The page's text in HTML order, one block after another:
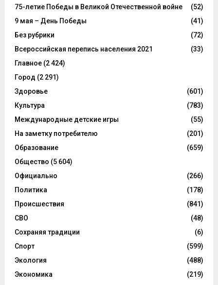
75-летие Победы в Великой Отечественной войне
(52)
9 мая – День Победы
(41)
Без рубрики
(72)
Всероссийская перепись населения 2021
(33)
Главное (2 424)
Город (2 291)
Здоровье
(601)
Культура
(783)
Международные детские игры
(55)
На заметку потребителю
(201)
Образование
(659)
Общество (5 604)
Официально
(266)
Политика
(178)
Происшествия
(841)
СВО
(48)
Сохраняя традиции
(6)
Спорт
(599)
Экология
(488)
Экономика
(219)